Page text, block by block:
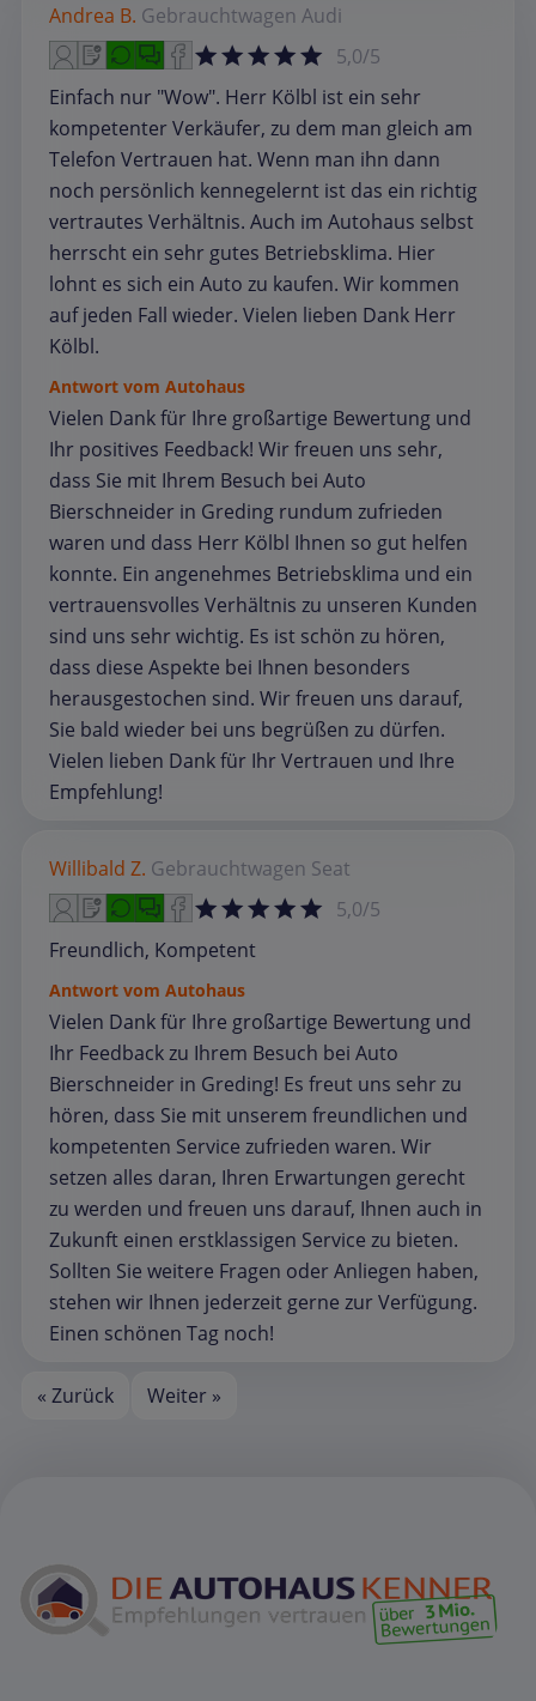
Andrea B. Gebrauchtwagen Audi
5,0/5
Einfach nur "Wow". Herr Kölbl ist ein sehr
kompetenter Verkäufer, zu dem man gleich am
Telefon Vertrauen hat. Wenn man ihn dann
noch persönlich kennegelernt ist das ein richtig
vertrautes Verhältnis. Auch im Autohaus selbst
herrscht ein sehr gutes Betriebsklima. Hier
lohnt es sich ein Auto zu kaufen. Wir kommen
auf jeden Fall wieder. Vielen lieben Dank Herr
Kölbl.
Antwort vom Autohaus
Vielen Dank für Ihre großartige Bewertung und
Ihr positives Feedback! Wir freuen uns sehr,
dass Sie mit Ihrem Besuch bei Auto
Bierschneider in Greding rundum zufrieden
waren und dass Herr Kölbl Ihnen so gut helfen
konnte. Ein angenehmes Betriebsklima und ein
vertrauensvolles Verhältnis zu unseren Kunden
sind uns sehr wichtig. Es ist schön zu hören,
dass diese Aspekte bei Ihnen besonders
herausgestochen sind. Wir freuen uns darauf,
Sie bald wieder bei uns begrüßen zu dürfen.
Vielen lieben Dank für Ihr Vertrauen und Ihre
Empfehlung!
Willibald Z. Gebrauchtwagen Seat
5,0/5
Freundlich, Kompetent
Antwort vom Autohaus
Vielen Dank für Ihre großartige Bewertung und
Ihr Feedback zu Ihrem Besuch bei Auto
Bierschneider in Greding! Es freut uns sehr zu
hören, dass Sie mit unserem freundlichen und
kompetenten Service zufrieden waren. Wir
setzen alles daran, Ihren Erwartungen gerecht
zu werden und freuen uns darauf, Ihnen auch in
Zukunft einen erstklassigen Service zu bieten.
Sollten Sie weitere Fragen oder Anliegen haben,
stehen wir Ihnen jederzeit gerne zur Verfügung.
Einen schönen Tag noch!
« Zurück Weiter »